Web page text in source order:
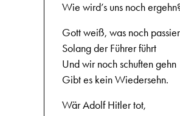
Wie wird’s uns noch
Gott weiß, was noch
Solang der Führer führt
Und wir noch schuften gehn
Gibt es kein Wiedersehn.
Wär Adolf Hitler tot,